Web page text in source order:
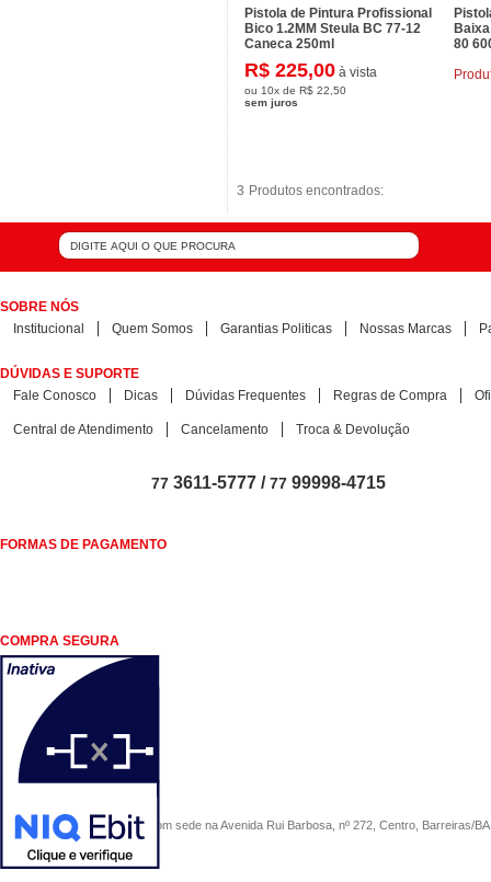
Produtos encontrados:
3
Pistola de Pintura Profissional
Bico 1.2MM Steula BC 77-12
Caneca 250ml
R$ 225,00 à vista
ou 10x de R$ 22,50
sem juros
80
Produtos encontrados:
3
SOBRE NÓS
Institucional
Quem Somos Garantias Politicas Nossas Marcas
DÚVIDAS E SUPORTE
Fale Conosco
Dicas Dúvidas Frequentes Regras de Compra
Central de Atendimento Cancelamento Troca & Devolução
77 3611-5777 /77 99998-4715
FORMAS DE PAGAMENTO
COMPRA SEGURA
COMERCIAL SÃO PAULO, com sede na Avenida Rui Barbosa, nº 272, Centro, Barreiras/